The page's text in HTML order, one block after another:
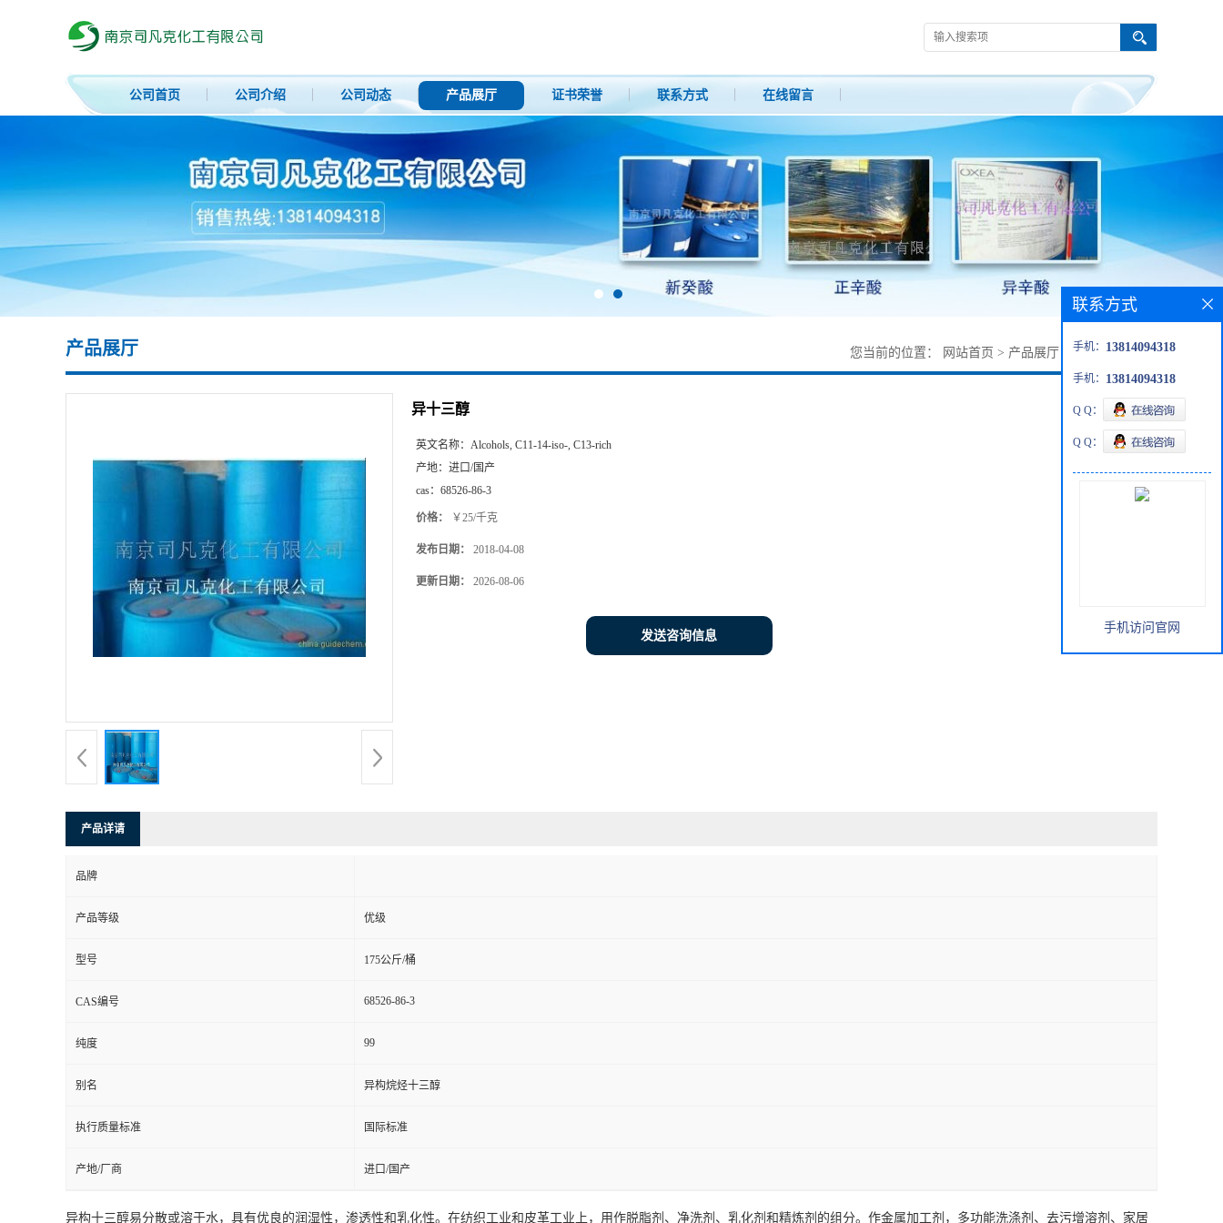
公司首页 公司介绍 公司动态 产品展厅 证书荣誉 联系方式 在线留言
产品展厅 您当前的位置： 网站首页 > 产品展厅 醇类> 异十三醇
异十三醇
英文名称： Alcohols, C11-14-iso-, C13-rich
产地： 进口/国产
cas： 68526-86-3
价格： ￥25/千克
发布日期： 2018-04-08
更新日期： 2026-08-06
发送咨询信息
产品详请
品牌
产品等级 优级
型号 175公斤/桶
CAS编号 68526-86-3
纯度 99
别名 异构烷烃十三醇
执行质量标准 国际标准
产地/厂商 进口/国产
异构十三醇易分散或溶于水，具有优良的润湿性，渗透性和乳化性。在纺织工业和皮革工业上，用作脱脂剂、净洗剂、乳化剂和精炼剂的组分。作金属加工剂，多功能洗涤剂、去污增溶剂、家居
联系方式
手机： 13814094318
手机： 13814094318
Q Q：
Q Q：
手机访问官网